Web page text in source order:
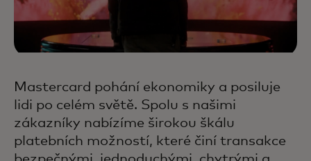
Mastercard pohání ekonomiky a posiluje
lidi po celém světě. Spolu s našimi
zákazníky nabízíme širokou škálu
platebních možností, které činí transakce